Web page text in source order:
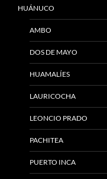
HUÁNUCO
AMBO
DOS DE MAYO
HUAMALÍES
LAURICOCHA
LEONCIO PRADO
PACHITEA
PUERTO INCA